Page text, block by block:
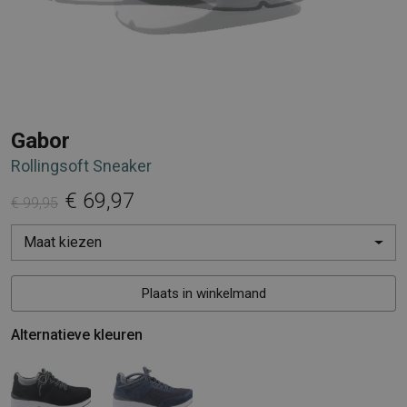
Gabor
Rollingsoft Sneaker
€ 99,95 € 69,97
Maat kiezen
Plaats in winkelmand
Alternatieve kleuren